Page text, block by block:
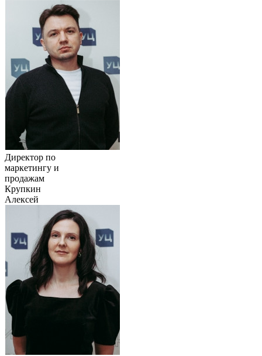
Директор по
маркетингу и
продажам
Крупкин
Алексей